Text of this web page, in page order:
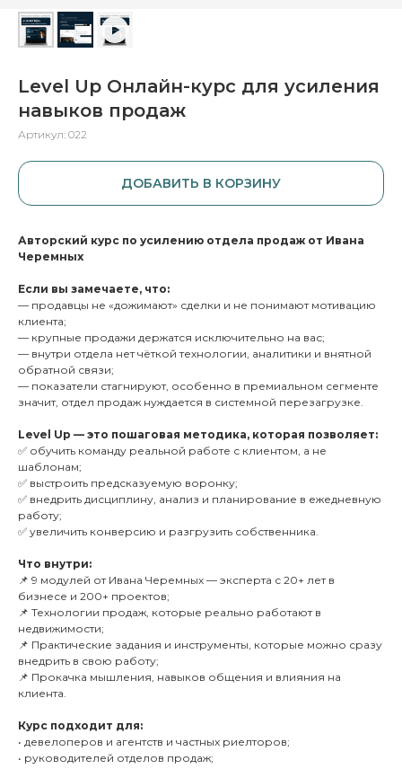
Level Up Онлайн-курс для усиления
навыков продаж
Артикул: 022
ДОБАВИТЬ В КОРЗИНУ
Авторский курс по усилению отдела продаж от Ивана
Черемных
Если вы замечаете, что:
— продавцы не «дожимают» сделки и не понимают мотивацию
клиента;
— крупные продажи держатся исключительно на вас;
— внутри отдела нет чёткой технологии, аналитики и внятной
обратной связи;
— показатели стагнируют, особенно в премиальном сегменте
значит, отдел продаж нуждается в системной перезагрузке.
Level Up — это пошаговая методика, которая позволяет:
✅ обучить команду реальной работе с клиентом, а не
шаблонам;
✅ выстроить предсказуемую воронку;
✅ внедрить дисциплину, анализ и планирование в ежедневную
работу;
✅ увеличить конверсию и разгрузить собственника.
Что внутри:
📌 9 модулей от Ивана Черемных — эксперта с 20+ лет в
бизнесе и 200+ проектов;
📌 Технологии продаж, которые реально работают в
недвижимости;
📌 Практические задания и инструменты, которые можно сразу
внедрить в свою работу;
📌 Прокачка мышления, навыков общения и влияния на
клиента.
Курс подходит для:
• девелоперов и агентств и частных риелторов;
• руководителей отделов продаж;